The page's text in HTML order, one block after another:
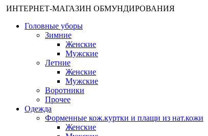
ИНТЕРНЕТ-МАГАЗИН ОБМУНДИРОВАНИЯ
Головные уборы
Зимние
Женские
Мужские
Летние
Женские
Мужские
Воротники
Прочее
Одежда
Форменные кож.куртки и плащи из нат.кожи
Женские